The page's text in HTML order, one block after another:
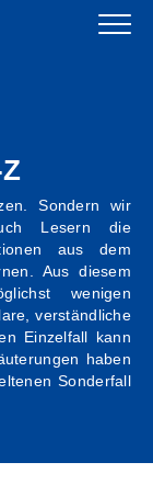
Sondern wir
Lesern die
aus dem
Aus diesem
wenigen
verständliche
Einzelfall kann
haben
Sonderfall